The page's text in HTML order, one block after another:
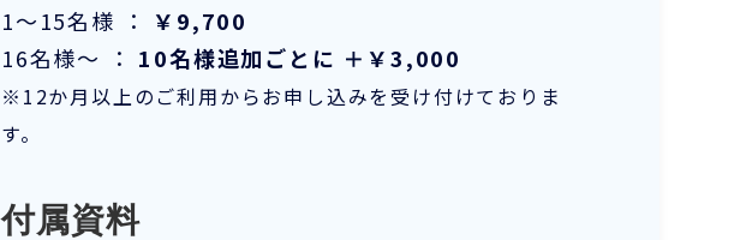
1～15名様 ：
￥9,700
16名様～ ： 10名様追加ごとに ＋￥3,000
※12か月以上のご利用からお申し込みを受け付けておりま
す。
付属資料